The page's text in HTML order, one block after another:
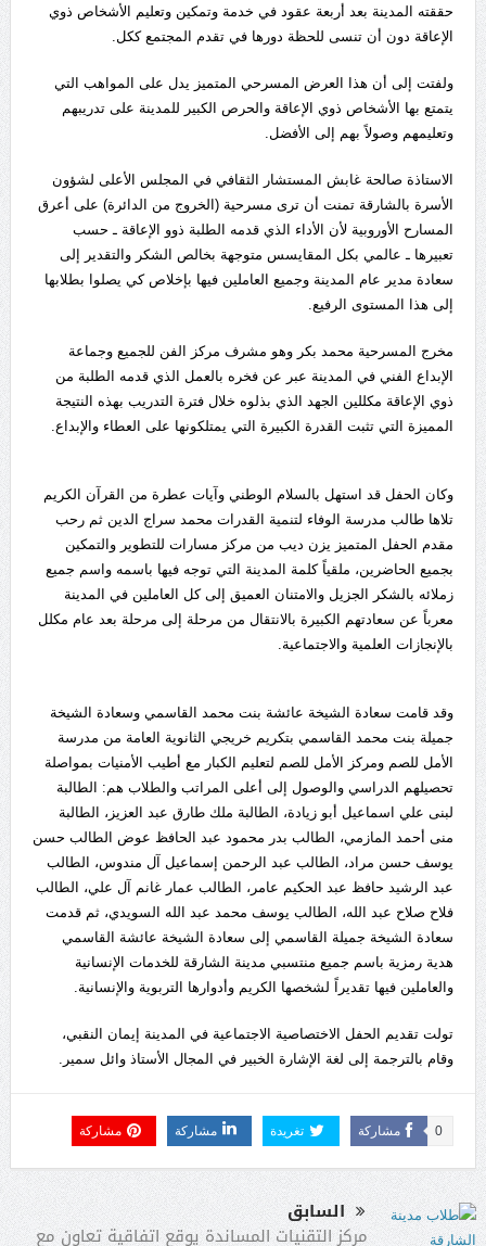
حققته المدينة بعد أربعة عقود في خدمة وتمكين وتعليم الأشخاص ذوي
الإعاقة دون أن تنسى للحظة دورها في تقدم المجتمع ككل.
ولفتت إلى أن هذا العرض المسرحي المتميز يدل على المواهب التي
يتمتع بها الأشخاص ذوي الإعاقة والحرص الكبير للمدينة على تدريبهم
وتعليمهم وصولاً بهم إلى الأفضل.
الاستاذة صالحة غابش المستشار الثقافي في المجلس الأعلى لشؤون
الأسرة بالشارقة تمنت أن ترى مسرحية (الخروج من الدائرة) على أعرق
المسارح الأوروبية لأن الأداء الذي قدمه الطلبة ذوو الإعاقة ـ حسب
تعبيرها ـ عالمي بكل المقايسس متوجهة بخالص الشكر والتقدير إلى
سعادة مدير عام المدينة وجميع العاملين فيها بإخلاص كي يصلوا بطلابها
إلى هذا المستوى الرفيع.
مخرج المسرحية محمد بكر وهو مشرف مركز الفن للجميع وجماعة
الإبداع الفني في المدينة عبر عن فخره بالعمل الذي قدمه الطلبة من
ذوي الإعاقة مكللين الجهد الذي بذلوه خلال فترة التدريب بهذه النتيجة
المميزة التي تثبت القدرة الكبيرة التي يمتلكونها على العطاء والإبداع.
وكان الحفل قد استهل بالسلام الوطني وآيات عطرة من القرآن الكريم
تلاها طالب مدرسة الوفاء لتنمية القدرات محمد سراج الدين ثم رحب
مقدم الحفل المتميز يزن ديب من مركز مسارات للتطوير والتمكين
بجميع الحاضرين، ملقياً كلمة المدينة التي توجه فيها باسمه واسم جميع
زملائه بالشكر الجزيل والامتنان العميق إلى كل العاملين في المدينة
معرباً عن سعادتهم الكبيرة بالانتقال من مرحلة إلى مرحلة بعد عام مكلل
بالإنجازات العلمية والاجتماعية.
وقد قامت سعادة الشيخة عائشة بنت محمد القاسمي وسعادة الشيخة
جميلة بنت محمد القاسمي بتكريم خريجي الثانوية العامة من مدرسة
الأمل للصم ومركز الأمل للصم لتعليم الكبار مع أطيب الأمنيات بمواصلة
تحصيلهم الدراسي والوصول إلى أعلى المراتب والطلاب هم: الطالبة
لبنى علي اسماعيل أبو زيادة، الطالبة ملك طارق عبد العزيز، الطالبة
منى أحمد المازمي، الطالب بدر محمود عبد الحافظ عوض الطالب حسن
يوسف حسن مراد، الطالب عبد الرحمن إسماعيل آل مندوس، الطالب
عبد الرشيد حافظ عبد الحكيم عامر، الطالب عمار غانم آل علي، الطالب
فلاح صلاح عبد الله، الطالب يوسف محمد عبد الله السويدي، ثم قدمت
سعادة الشيخة جميلة القاسمي إلى سعادة الشيخة عائشة القاسمي
هدية رمزية باسم جميع منتسبي مدينة الشارقة للخدمات الإنسانية
والعاملين فيها تقديراً لشخصها الكريم وأدوارها التربوية والإنسانية.
تولت تقديم الحفل الاختصاصية الاجتماعية في المدينة إيمان النقبي،
وقام بالترجمة إلى لغة الإشارة الخبير في المجال الأستاذ وائل سمير.
مشاركة 0 تغريدة مشاركة مشاركة
السابق
مركز التقنيات المساندة يوقع اتفاقية تعاون مع